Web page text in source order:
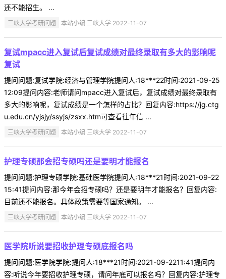
还不能招生。 ...
三峡大学考研问题 本站小编 三峡大学 2022-11-07
复试mpacc进入复试后复试成绩对最终录取有多大的影响呢
复试
提问问题:复试学院:经济与管理学院提问人:18***22时间:2021-09-25
12:09提问内容:老师请问mpacc进入复试后，复试成绩对最终录取有
多大的影响呢，复试成绩是一个怎样的占比？回复内容:https://jg.ctg
u.edu.cn/yjsjy/ssyjs/zsxx.htm可查看往年信 ...
三峡大学考研问题 本站小编 三峡大学 2022-11-07
护理专硕那会招专硕吗还是要明才能报名
提问问题:护理专硕学院:基础医学院提问人:18***21时间:2021-09-22
15:41提问内容:那今年会招专硕吗？还是要明年才能报名？回复内容:
目前还不能报名。具体政策需要等国家通知。 ...
三峡大学考研问题 本站小编 三峡大学 2022-11-07
医学院听说要招收护理专硕底报名吗
提问问题:医学院学院:提问人:18***21时间:2021-09-2211:41提问内
容:听说今年要招收护理专硕，请问年底可以报名吗？回复内容:护理专